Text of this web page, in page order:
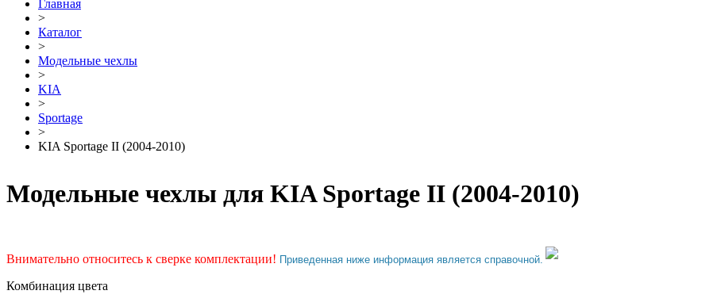
Главная
>
Каталог
>
Модельные чехлы
>
KIA
>
Sportage
>
KIA Sportage II (2004-2010)
Модельные чехлы для KIA Sportage II (2004-2010)
Внимательно относитесь к сверке комплектации! Приведенная ниже информация является справочной.
Комбинация цвета